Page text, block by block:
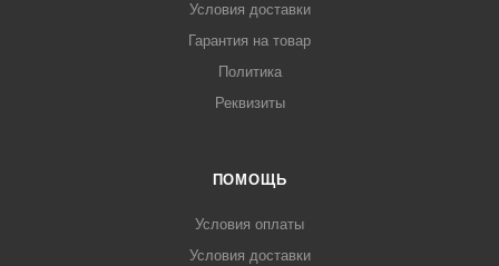
Условия доставки
Гарантия на товар
Политика
Реквизиты
ПОМОЩЬ
Условия оплаты
Условия доставки